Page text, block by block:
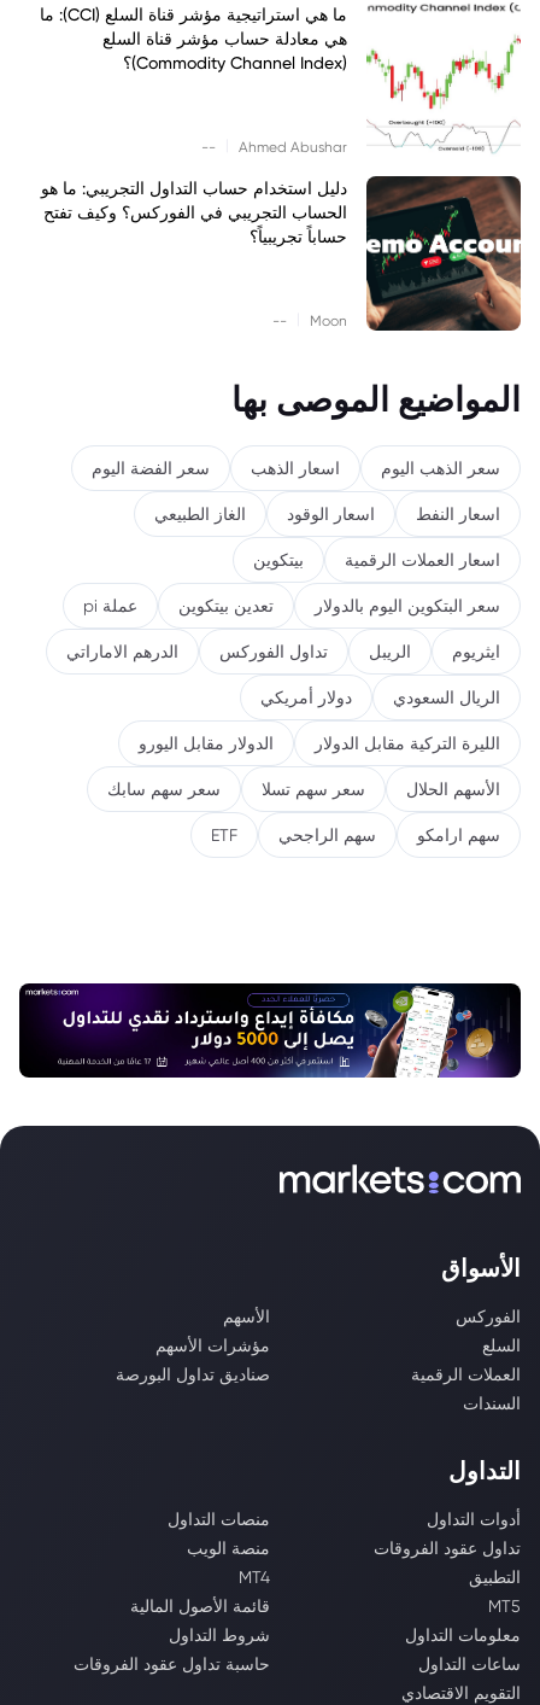
ما هي استراتيجية مؤشر قناة السلع (CCI): ما
هي معادلة حساب مؤشر قناة السلع
(Commodity Channel Index)؟
Ahmed Abushar
--
دليل استخدام حساب التداول التجريبي: ما هو
الحساب التجريبي في الفوركس؟ وكيف تفتح
حساباً تجريبياً؟
Moon
--
المواضيع الموصى بها
سعر الذهب اليوم اسعار الذهب سعر الفضة اليوم
اسعار النفط اسعار الوقود الغاز الطبيعي
اسعار العملات الرقمية بيتكوين
سعر البتكوين اليوم بالدولار تعدين بيتكوين عملة pi
ايثريوم الريبل تداول الفوركس الدرهم الاماراتي
الريال السعودي دولار أمريكي
الليرة التركية مقابل الدولار الدولار مقابل اليورو
الأسهم الحلال سعر سهم تسلا سعر سهم سابك
سهم ارامكو سهم الراجحي ETF
الأسواق
الفوركس
الأسهم
السلع
مؤشرات الأسهم
العملات الرقمية
صناديق تداول البورصة
السندات
التداول
أدوات التداول
منصات التداول
تداول عقود الفروقات
منصة الويب
التطبيق
MT4
MT5
قائمة الأصول المالية
معلومات التداول
شروط التداول
ساعات التداول
حاسبة تداول عقود الفروقات
التقويم الاقتصادي